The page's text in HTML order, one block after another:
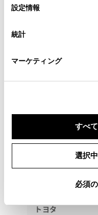
デバイスにすべての
意したことになります
設定の変更、同意を撤
「Cookie（クッキー）情
設定情報
統計
マーケティング
すべ
選択
必須
トヨタ